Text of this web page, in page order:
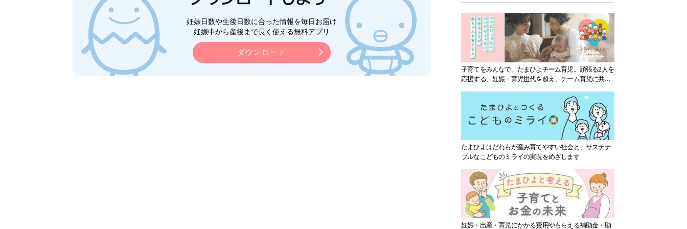
妊娠日数や生後日数に合った情報を毎日お届け
妊娠中から産後まで長く使える無料アプリ
ダウンロード
子育てをみんなで。たまひよチーム育児。頑張る2人を
応援する、妊娠・育児世代を超え、チーム育児に共感
たまひよはだれもが産み育てやすい社会と、サステナ
ブルなこどものミライの実現をめざします
妊娠・出産・育児にかかる費用やもらえる補助金・助